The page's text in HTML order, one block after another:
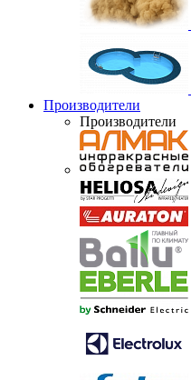
Производители
Производители